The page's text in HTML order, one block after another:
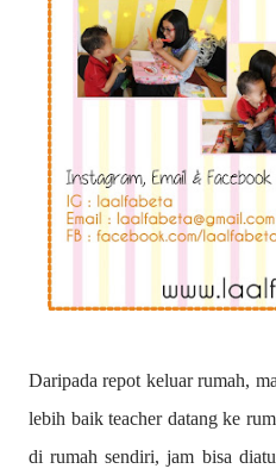
Daripada repot keluar rumah,
lebih baik teacher datang ke
di rumah sendiri, jam bisa